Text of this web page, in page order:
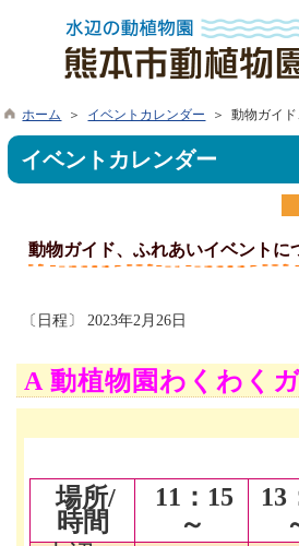
ホーム ＞ イベントカレンダー ＞ 動物ガイ
イベントカレンダー
動物ガイド、ふれあいイベントに
〔日程〕 2023年2月26日
A 動植物園わくわく
場所/
時間
11 ：15
～
13